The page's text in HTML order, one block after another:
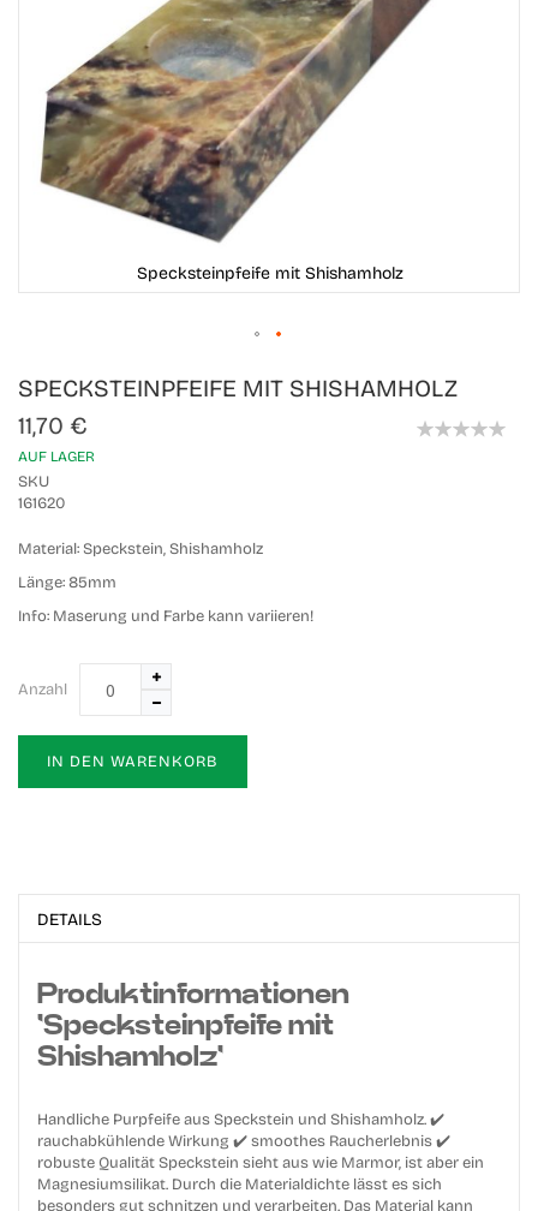
SPECKSTEINPFEIFE MIT SHISHAMHOLZ
11,70 €
AUF LAGER
SKU
161620
Material:Speckstein, Shishamholz
Länge:85mm
Info: Maserung und Farbe kann variieren!
Anzahl
IN DEN WARENKORB
Specksteinpfeife mit Shishamholz
to
beginning
of
images
gallery
DETAILS
Produktinformationen
'Specksteinpfeife mit
Shishamholz'
Handliche Purpfeife aus Speckstein und Shishamholz. ✔️
rauchabkühlende Wirkung ✔️ smoothes Raucherlebnis ✔️
robuste Qualität Speckstein sieht aus wie Marmor, ist aber ein
Magnesiumsilikat. Durch die Materialdichte lässt es sich
besonders gut schnitzen und verarbeiten. Das Material kann